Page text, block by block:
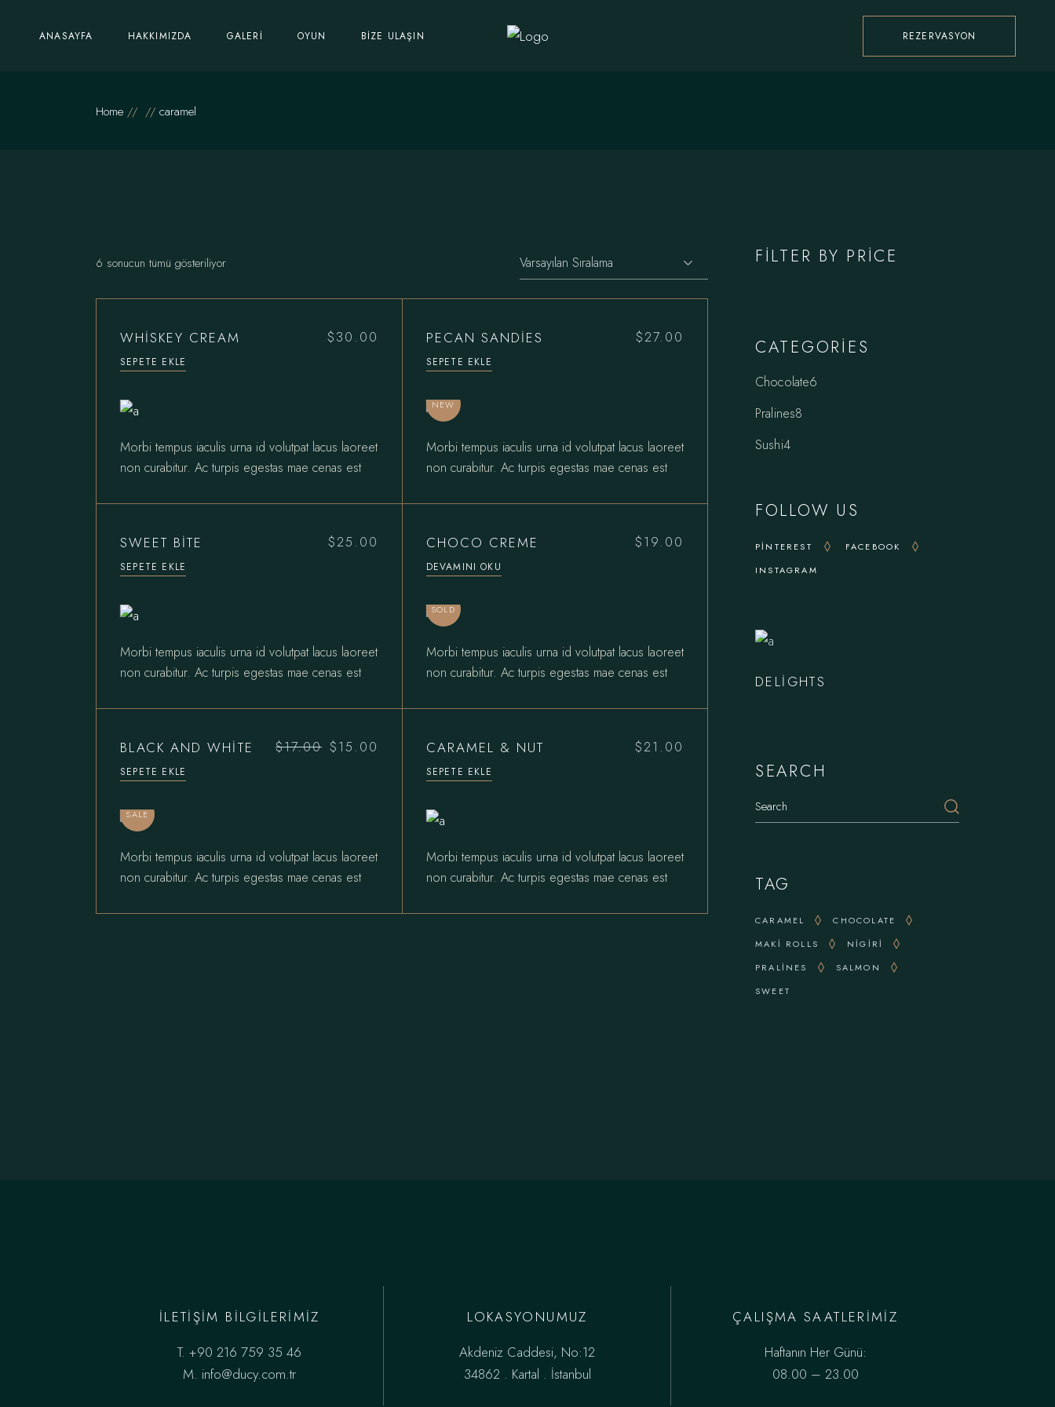
ANASAYFA HAKKIMIZDA GALERI OYUN BIZE ULAŞIN REZERVASYON
Home caramel
6 sonucun tümü gösteriliyor
WHISKEY CREAM $30.00
SEPETE EKLE
Morbi tempus iaculis urna id volutpat lacus laoreet
non curabitur. Ac turpis egestas mae cenas est
PECAN SANDIES $27.00
SEPETE EKLE
NEW
Morbi tempus iaculis urna id volutpat lacus laoreet
non curabitur. Ac turpis egestas mae cenas est
SWEET BITE $25.00
SEPETE EKLE
Morbi tempus iaculis urna id volutpat lacus laoreet
non curabitur. Ac turpis egestas mae cenas est
CHOCO CREME $19.00
DEVAMINI OKU
SOLD
Morbi tempus iaculis urna id volutpat lacus laoreet
non curabitur. Ac turpis egestas mae cenas est
BLACK AND WHITE $17.00
Orijinal $15.00
Şu
SEPETE EKLE
SALE
Morbi tempus iaculis urna id volutpat lacus laoreet
non curabitur. Ac turpis egestas mae cenas est
CARAMEL & NUT $21.00
SEPETE EKLE
Morbi tempus iaculis urna id volutpat lacus laoreet
non curabitur. Ac turpis egestas mae cenas est
FILTER BY PRICE
CATEGORIES
Chocolate6
Pralines8
Sushi4ürün
FOLLOW US
PINTEREST
FACEBOOK
INSTAGRAM
DELIGHTS
SEARCH
TAG
CARAMEL
CHOCOLATE
MAKI ROLLS
NIGIRI
PRALINES
SALMON
SWEET
İLETIŞIM BILGILERIMIZ
T.+90 216 759 35 46
M. info@ducy.com.tr
LOKASYONUMUZ
Akdeniz Caddesi, No:12
34862 . Kartal . İstanbul
ÇALIŞMA SAATLERIMIZ
Haftanın Her Günü:
08.00 – 23.00